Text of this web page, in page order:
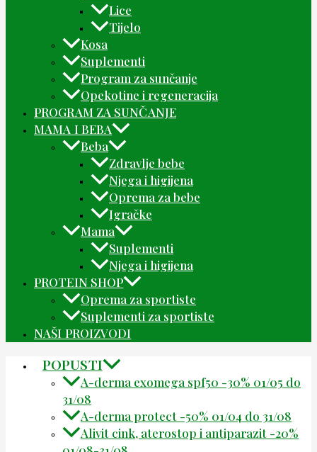
Lice
Tijelo
Kosa
Suplementi
Program za sunčanje
Opekotine i regeneracija
PROGRAM ZA SUNČANJE
MAMA I BEBA
Beba
Zdravlje bebe
Njega i higijena
Oprema za bebe
Igračke
Mama
Suplementi
Njega i higijena
PROTEIN SHOP
Oprema za sportiste
Suplementi za sportiste
NAŠI PROIZVODI
POPUSTI
A-derma exomega spf50 -30% 01/05 do
31/08
A-derma protect -50% 01/04 do 31/08
Alivit cink, aterostop i antiparazit -20%